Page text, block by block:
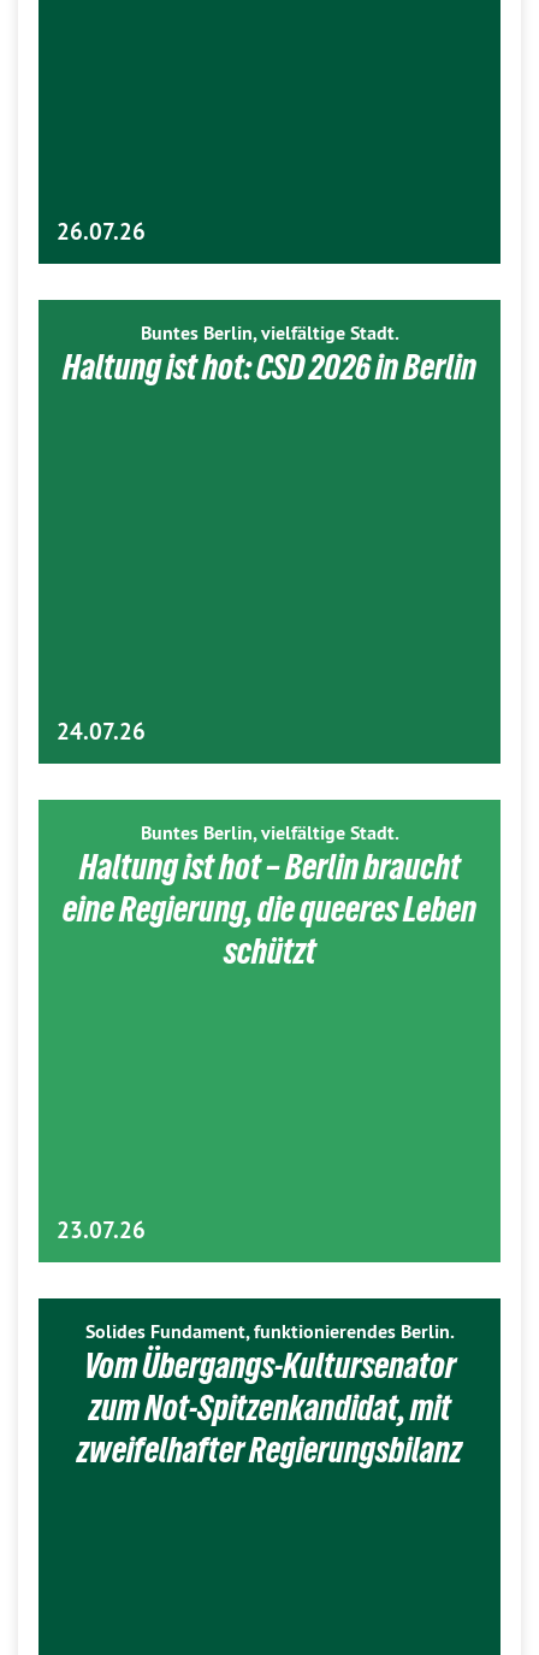
26.07.26
Buntes Berlin, vielfältige Stadt.
Haltung ist hot: CSD 2026 in Berlin
24.07.26
Buntes Berlin, vielfältige Stadt.
Haltung ist hot – Berlin braucht
eine Regierung, die queeres Leben
schützt
23.07.26
Solides Fundament, funktionierendes Berlin.
Vom Übergangs-Kultursenator
zum Not-Spitzenkandidat, mit
zweifelhafter Regierungsbilanz